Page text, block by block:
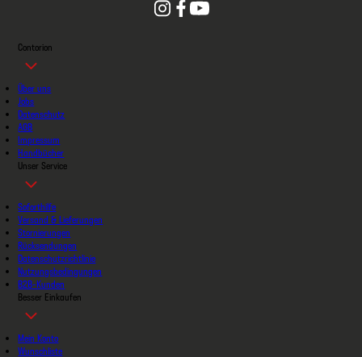
Contorion
Über uns
Jobs
Datenschutz
AGB
Impressum
Handbücher
Unser Service
Soforthilfe
Versand & Lieferungen
Stornierungen
Rücksendungen
Datenschutzrichtlinie
Nutzungsbedingungen
B2B-Kunden
Besser Einkaufen
Mein Konto
Wunschliste